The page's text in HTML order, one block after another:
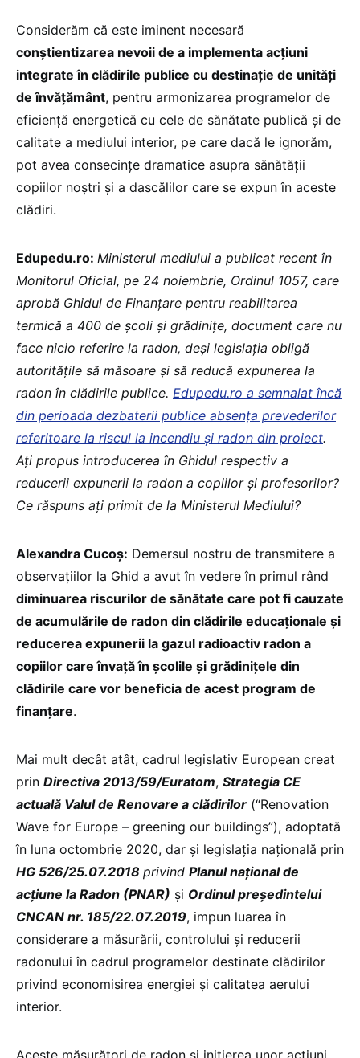
Considerăm că este iminent necesară
conştientizarea nevoii de a implementa acţiuni
integrate în clădirile publice cu destinație de unități
de învățământ, pentru armonizarea programelor de
eficienţă energetică cu cele de sănătate publică şi de
calitate a mediului interior, pe care dacă le ignorăm,
pot avea consecinţe dramatice asupra sănătăţii
copiilor noştri şi a dascălilor care se expun în aceste
clădiri.
Edupedu.ro: Ministerul mediului a publicat recent în
Monitorul Oficial, pe 24 noiembrie, Ordinul 1057, care
aprobă Ghidul de Finanțare pentru reabilitarea
termică a 400 de școli și grădinițe, document care nu
face nicio referire la radon, deși legislația obligă
autoritățile să măsoare și să reducă expunerea la
radon în clădirile publice. Edupedu.ro a semnalat încă
din perioada dezbaterii publice absența prevederilor
referitoare la riscul la incendiu și radon din proiect.
Ați propus introducerea în Ghidul respectiv a
reducerii expunerii la radon a copiilor și profesorilor?
Ce răspuns ați primit de la Ministerul Mediului?
Alexandra Cucoș: Demersul nostru de transmitere a
observaţiilor la Ghid a avut în vedere în primul rând
diminuarea riscurilor de sănătate care pot fi cauzate
de acumulările de radon din clădirile educaţionale şi
reducerea expunerii la gazul radioactiv radon a
copiilor care învaţă în școlile și grădinițele din
clădirile care vor beneficia de acest program de
finanţare.
Mai mult decât atât, cadrul legislativ European creat
prin Directiva 2013/59/Euratom, Strategia CE
actuală Valul de Renovare a clădirilor (“Renovation
Wave for Europe – greening our buildings”), adoptată
în luna octombrie 2020, dar şi legislaţia naţională prin
HG 526/25.07.2018 privind Planul naţional de
acţiune la Radon (PNAR) și Ordinul preşedintelui
CNCAN nr. 185/22.07.2019, impun luarea în
considerare a măsurării, controlului şi reducerii
radonului în cadrul programelor destinate clădirilor
privind economisirea energiei și calitatea aerului
interior.
Aceste măsurători de radon şi iniţierea unor acţiuni